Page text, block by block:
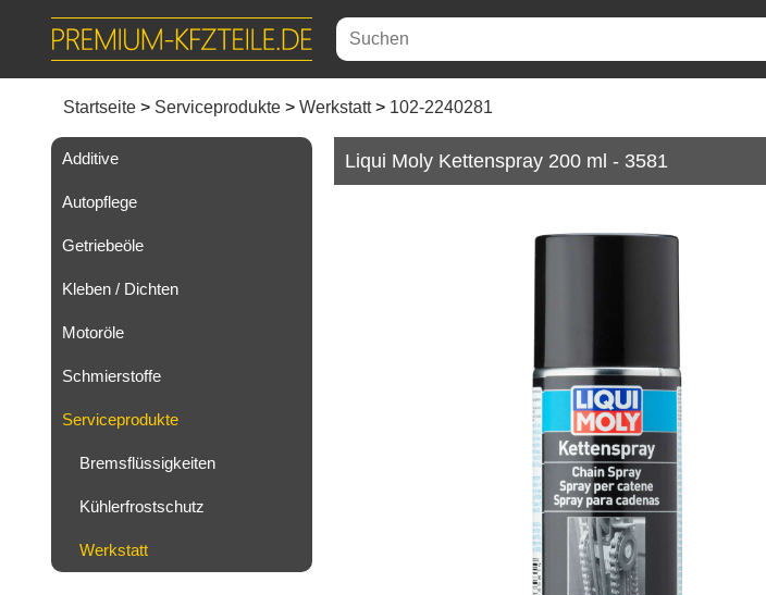
Startseite Serviceprodukte Werkstatt 102-2240281
Additive
Autopflege
Getriebeöle
Kleben / Dichten
Motoröle
Schmierstoffe
Serviceprodukte
Bremsflüssigkeiten
Kühlerfrostschutz
Werkstatt
Liqui Moly Kettenspray 200 ml - 3581